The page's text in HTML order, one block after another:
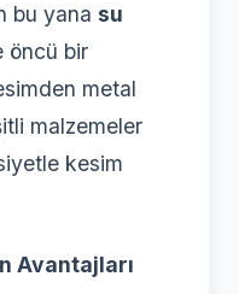
bu yana su
öncü bir
metal
malzemeler
kesim
Avantajları